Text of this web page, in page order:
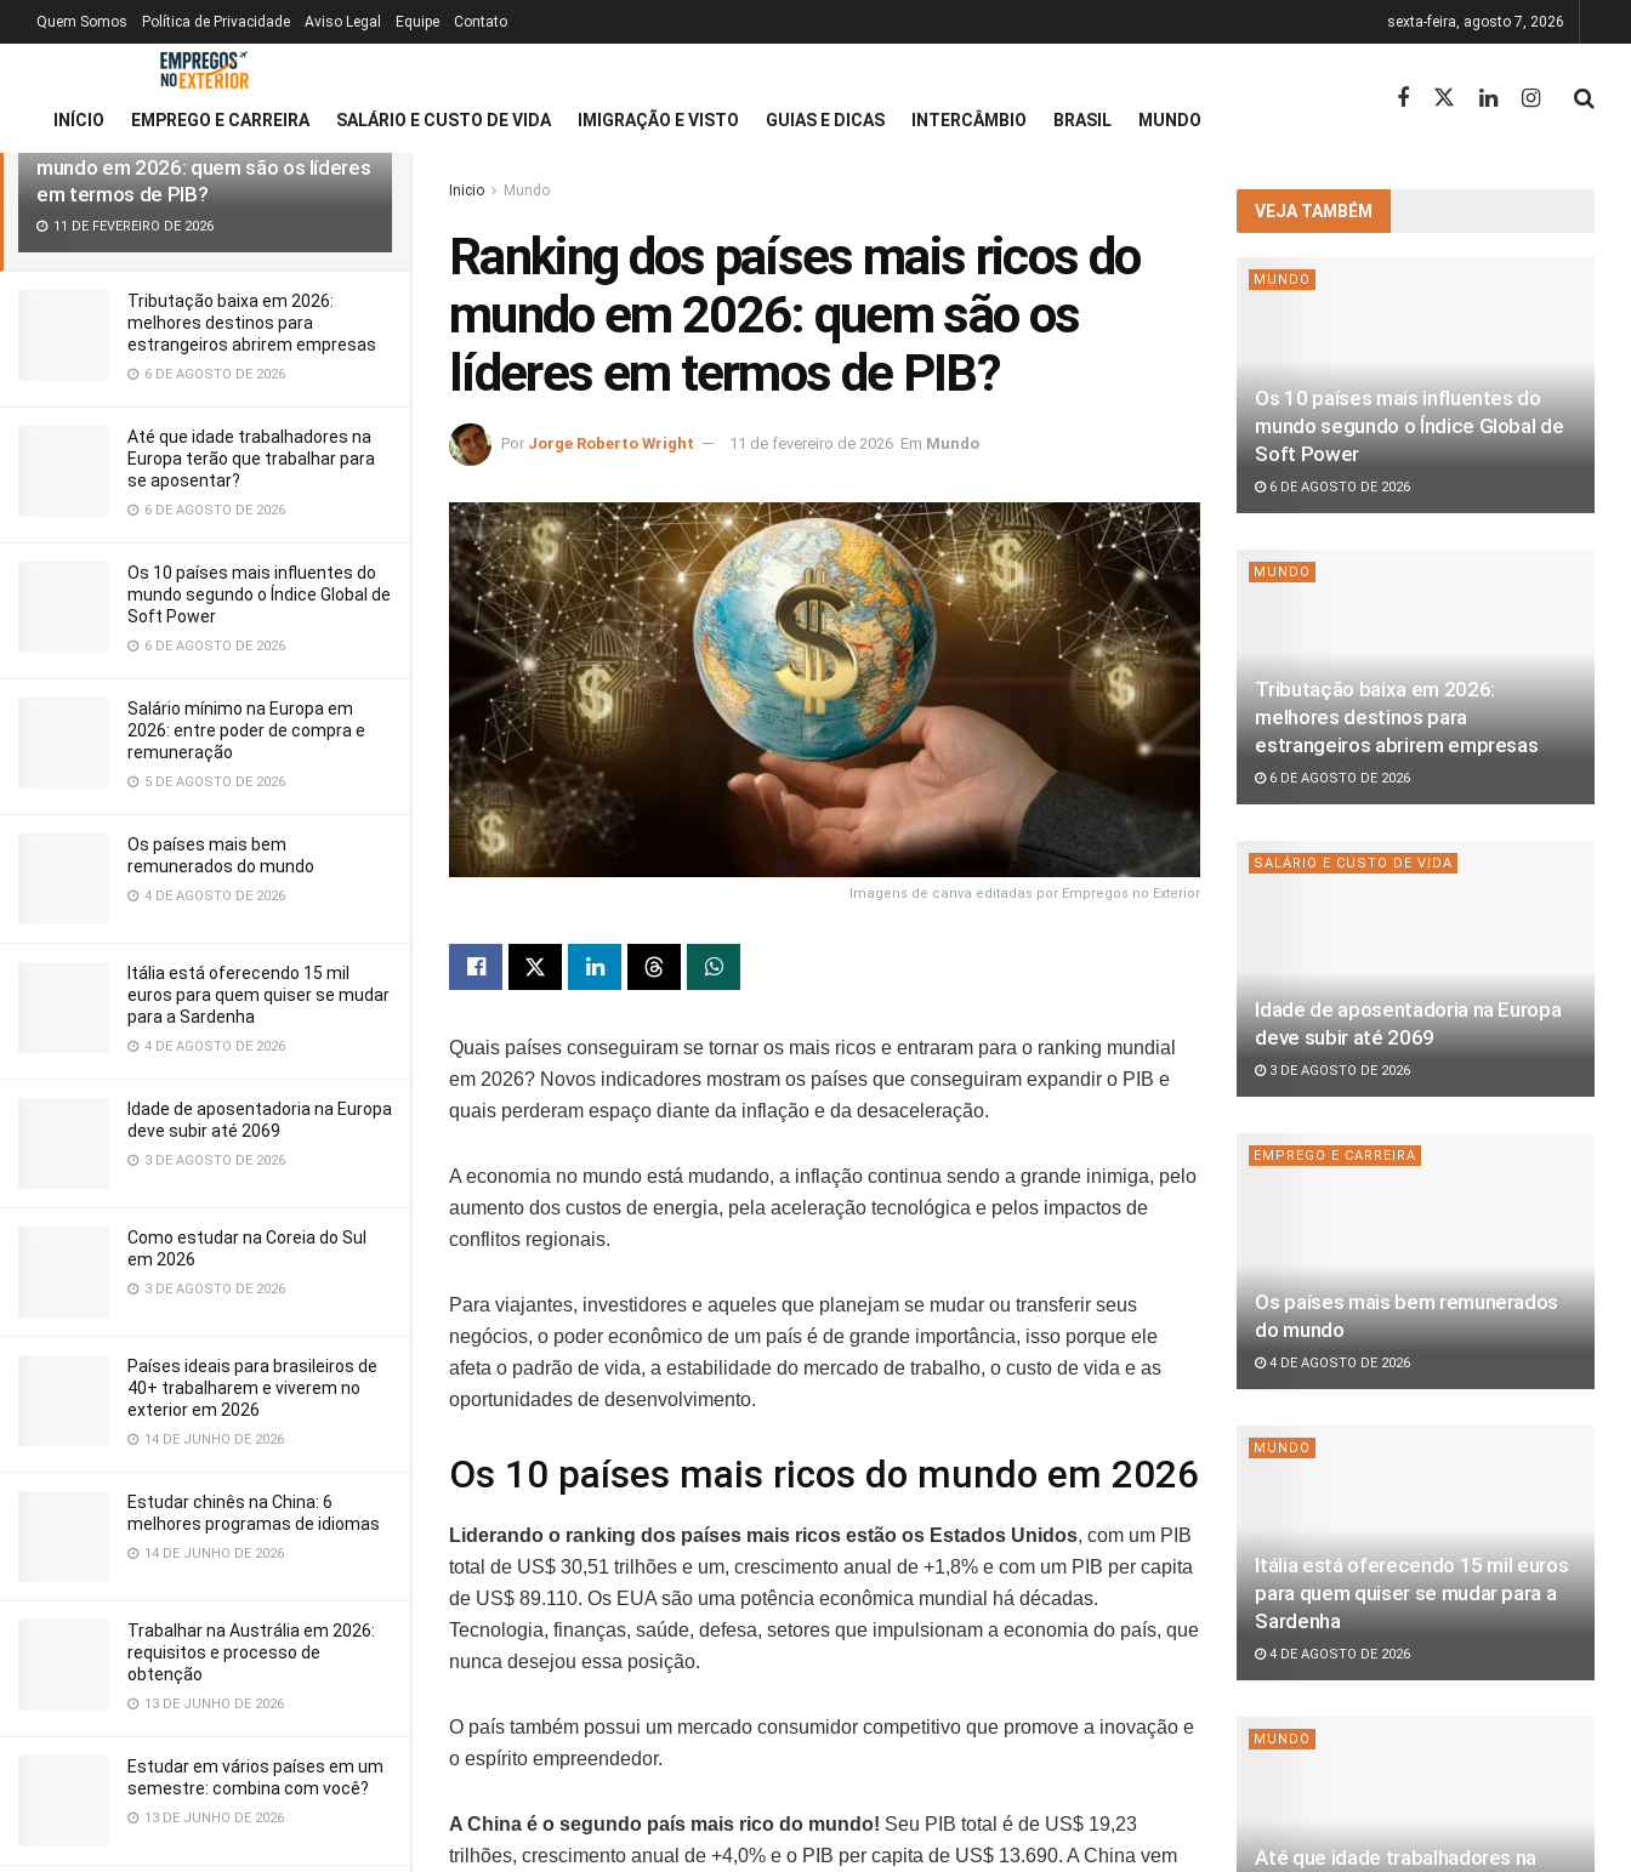
MAIS RECENTE TENDÊNCIAS Filtro
mundo em 2026: quem são os líderes
em termos de PIB?
11 DE FEVEREIRO DE 2026
Tributação baixa em 2026:
melhores destinos para
estrangeiros abrirem empresas
6 DE AGOSTO DE 2026
Até que idade trabalhadores na
Europa terão que trabalhar para
se aposentar?
6 DE AGOSTO DE 2026
Os 10 países mais influentes do
mundo segundo o Índice Global de
Soft Power
6 DE AGOSTO DE 2026
Salário mínimo na Europa em
2026: entre poder de compra e
remuneração
5 DE AGOSTO DE 2026
Os países mais bem
remunerados do mundo
4 DE AGOSTO DE 2026
Itália está oferecendo 15 mil
euros para quem quiser se mudar
para a Sardenha
4 DE AGOSTO DE 2026
Idade de aposentadoria na Europa
deve subir até 2069
3 DE AGOSTO DE 2026
Como estudar na Coreia do Sul
em 2026
3 DE AGOSTO DE 2026
Países ideais para brasileiros de
40+ trabalharem e viverem no
exterior em 2026
14 DE JUNHO DE 2026
Estudar chinês na China: 6
melhores programas de idiomas
14 DE JUNHO DE 2026
Trabalhar na Austrália em 2026:
requisitos e processo de
obtenção
13 DE JUNHO DE 2026
Estudar em vários países em um
semestre: combina com você?
13 DE JUNHO DE 2026
Quem Somos Política de Privacidade Aviso Legal Equipe Contato sexta-feira, agosto 7, 2026
INÍCIO EMPREGO E CARREIRA SALÁRIO E CUSTO DE VIDA IMIGRAÇÃO E VISTO GUIAS E DICAS INTERCÂMBIO BRASIL MUNDO
Inicio Mundo
Ranking dos países mais ricos do
mundo em 2026: quem são os
líderes em termos de PIB?
Por Jorge Roberto Wright 11 de fevereiro de 2026 Em Mundo
Imagens de canva editadas por Empregos no Exterior
Quais países conseguiram se tornar os mais ricos e entraram para o ranking mundial
em 2026? Novos indicadores mostram os países que conseguiram expandir o PIB e
quais perderam espaço diante da inflação e da desaceleração.
A economia no mundo está mudando, a inflação continua sendo a grande inimiga, pelo
aumento dos custos de energia, pela aceleração tecnológica e pelos impactos de
conflitos regionais.
Para viajantes, investidores e aqueles que planejam se mudar ou transferir seus
negócios, o poder econômico de um país é de grande importância, isso porque ele
afeta o padrão de vida, a estabilidade do mercado de trabalho, o custo de vida e as
oportunidades de desenvolvimento.
Os 10 países mais ricos do mundo em 2026
Liderando o ranking dos países mais ricos estão os Estados Unidos, com um PIB
total de US$ 30,51 trilhões e um, crescimento anual de +1,8% e com um PIB per capita
de US$ 89.110. Os EUA são uma potência econômica mundial há décadas.
Tecnologia, finanças, saúde, defesa, setores que impulsionam a economia do país, que
nunca desejou essa posição.
O país também possui um mercado consumidor competitivo que promove a inovação e
o espírito empreendedor.
A China é o segundo país mais rico do mundo! Seu PIB total é de US$ 19,23
trilhões, crescimento anual de +4,0% e o PIB per capita de US$ 13.690. A China vem
VEJA TAMBÉM
MUNDO
Os 10 países mais influentes do
mundo segundo o Índice Global de
Soft Power
6 DE AGOSTO DE 2026
MUNDO
Tributação baixa em 2026:
melhores destinos para
estrangeiros abrirem empresas
6 DE AGOSTO DE 2026
SALÁRIO E CUSTO DE VIDA
Idade de aposentadoria na Europa
deve subir até 2069
3 DE AGOSTO DE 2026
EMPREGO E CARREIRA
Os países mais bem remunerados
do mundo
4 DE AGOSTO DE 2026
MUNDO
Itália está oferecendo 15 mil euros
para quem quiser se mudar para a
Sardenha
4 DE AGOSTO DE 2026
MUNDO
Até que idade trabalhadores na